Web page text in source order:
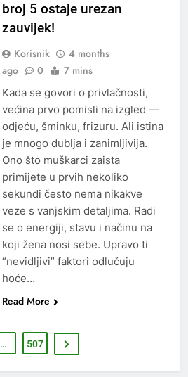
broj 5 ostaje urezan
zauvijek!
Korisnik
4 months
ago
0 7 mins
Kada se govori o privlačnosti,
većina prvo pomisli na izgled —
odjeću, šminku, frizuru. Ali istina
je mnogo dublja i zanimljivija.
Ono što muškarci zaista
primijete u prvih nekoliko
sekundi često nema nikakve
veze s vanjskim detaljima. Radi
se o energiji, stavu i načinu na
koji žena nosi sebe. Upravo ti
“nevidljivi” faktori odlučuju
hoće…
Read More
… 507